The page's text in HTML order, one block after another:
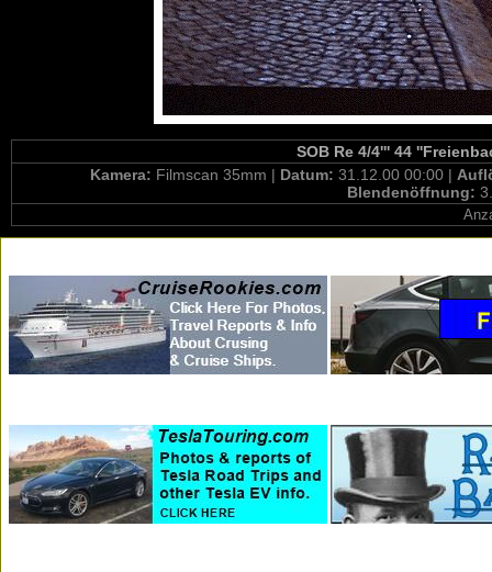
SOB Re 4/4''' 44
Kamera: Filmscan 35mm | Datum: 31.12.00 00:00 |
Blendenöffnung: